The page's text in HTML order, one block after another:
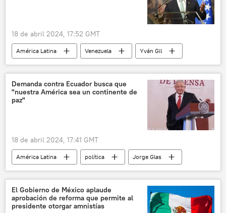
18 de abril 2024, 17:52 GMT
América Latina Venezuela
Yván Gil
EEUU
petróleo
📈 Mercados y finanzas
Demanda contra Ecuador busca que
"nuestra América sea un continente de
paz"
18 de abril 2024, 17:41 GMT
América Latina política
Jorge Glas
Andrés Manuel López Obrador
Ecuador
México
CELAC
📰 Crisis diplomática entre Ecuador y México
El Gobierno de México aplaude
aprobación de reforma que permite al
presidente otorgar amnistías